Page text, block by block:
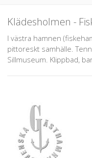
Klädesholmen -
I västra hamnen
pittoreskt samhälle.
Sillmuseum. Klippbad,